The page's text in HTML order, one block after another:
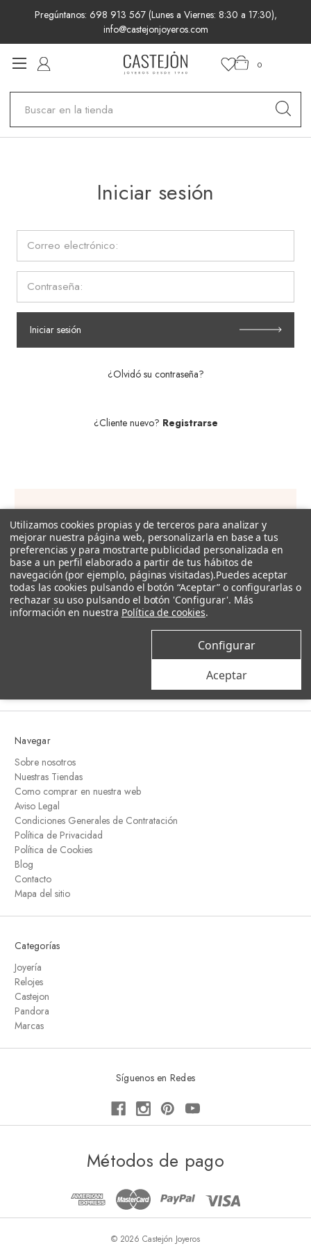
Pregúntanos: 698 913 567 (Lunes a Viernes: 8:30 a 17:30),
info@castejonjoyeros.com
0
Iniciar sesión
Iniciar sesión
¿Olvidó su contraseña?
¿Cliente nuevo? Registrarse
Suscríbete a nuestra newsletter!
Recibe descuentos exclusivos, promociones, novedades y
tendencias por e-mail.
Dirección
de
correo
electrónico
Navegar
Sobre nosotros
Nuestras Tiendas
Como comprar en nuestra web
Aviso Legal
Condiciones Generales de Contratación
Política de Privacidad
Política de Cookies
Blog
Contacto
Mapa del sitio
Categorías
Joyería
Relojes
Castejon
Pandora
Marcas
Síguenos en Redes
Métodos de pago
© 2026 Castejón Joyeros
Utilizamos cookies propias y de terceros para analizar y
mejorar nuestra página web, personalizarla en base a tus
preferencias y para mostrarte publicidad personalizada en
base a un perfil elaborado a partir de tus hábitos de
navegación (por ejemplo, páginas visitadas).Puedes aceptar
todas las cookies pulsando el botón “Aceptar” o configurarlas o
rechazar su uso pulsando el botón 'Configurar'. Más
información en nuestra Política de cookies.
Configurar
Aceptar